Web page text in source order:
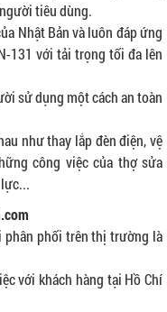
tiêu dùng.
Nhật Bản và luôn đáp ứng
131 với tải trọng tối đa lên
sử dụng một cách an toàn
như thay lắp đèn điện, vệ
công việc của thợ sửa
phân phối trên thị trường là
với khách hàng tại Hồ Chí